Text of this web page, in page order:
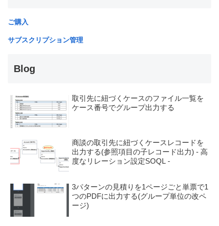
ご購入
サブスクリプション管理
Blog
取引先に紐づくケースのファイル一覧を
ケース番号でグループ出力する
商談の取引先に紐づくケースレコードを
出力する(参照項目の子レコード出力) - 高
度なリレーション設定SOQL -
3パターンの見積りを1ページごと単票で1
つのPDFに出力する(グループ単位の改ペ
ージ)